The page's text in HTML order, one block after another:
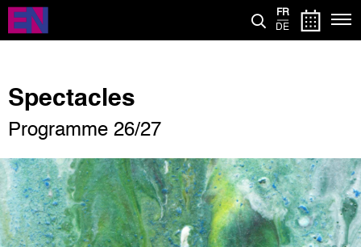
Aller
contenu
FR
DE
Spectacles
Programme 26/27